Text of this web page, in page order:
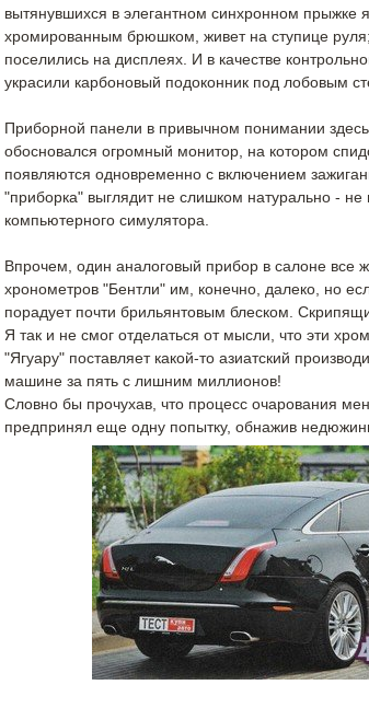
вытянувшихся в элегантном синхронном прыжке
хромированным брюшком, живет на ступице руля;
поселились на дисплеях. И в качестве
украсили карбоновый подоконник под лобовым
Приборной панели в привычном понимании
обосновался огромный монитор, на котором
появляются одновременно с включением
"приборка" выглядит не слишком натурально -
компьютерного симулятора.
Впрочем, один аналоговый прибор в салоне все
хронометров "Бентли" им, конечно, далеко, но
порадует почти брильянтовым блеском.
Я так и не смог отделаться от мысли, что эти
"Ягуару" поставляет какой-то азиатский
машине за пять с лишним миллионов!
Словно бы прочухав, что процесс очарования
предпринял еще одну попытку, обнажив